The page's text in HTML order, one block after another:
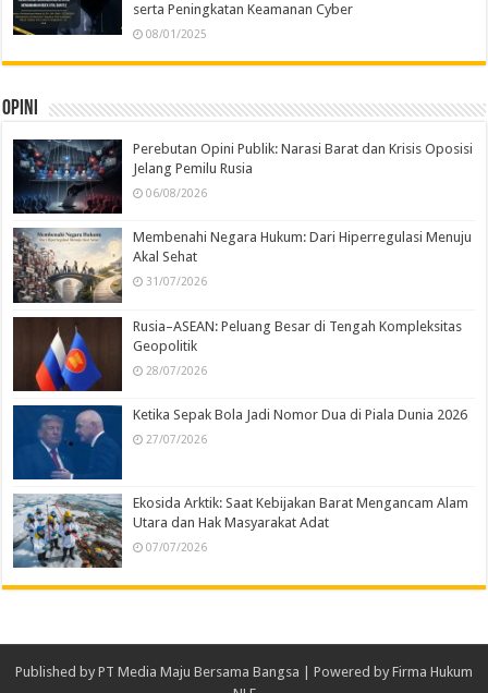
serta Peningkatan Keamanan Cyber
08/01/2025
Opini
Perebutan Opini Publik: Narasi Barat dan Krisis Oposisi
Jelang Pemilu Rusia
06/08/2026
Membenahi Negara Hukum: Dari Hiperregulasi Menuju
Akal Sehat
31/07/2026
Rusia–ASEAN: Peluang Besar di Tengah Kompleksitas
Geopolitik
28/07/2026
Ketika Sepak Bola Jadi Nomor Dua di Piala Dunia 2026
27/07/2026
Ekosida Arktik: Saat Kebijakan Barat Mengancam Alam
Utara dan Hak Masyarakat Adat
07/07/2026
Published by PT Media Maju Bersama Bangsa | Powered by Firma Hukum